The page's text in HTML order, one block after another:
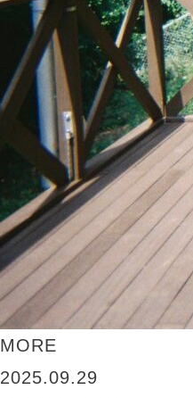
MORE
2025.09.29